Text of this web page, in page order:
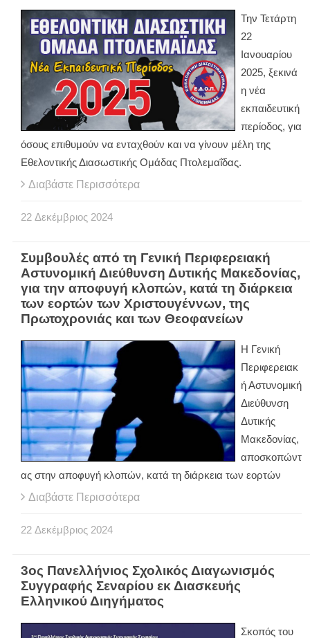
Την Τετάρτη
22
Ιανουαρίου
2025, ξεκινά
η νέα
εκπαιδευτική
περίοδος, για
όσους επιθυμούν να ενταχθούν και να γίνουν μέλη της
Εθελοντικής Διασωστικής Ομάδας Πτολεμαΐδας.
Διαβάστε Περισσότερα
22 Δεκέμβριος 2024
Συμβουλές από τη Γενική Περιφερειακή
Αστυνομική Διεύθυνση Δυτικής Μακεδονίας,
για την αποφυγή κλοπών, κατά τη διάρκεια
των εορτών των Χριστουγέννων, της
Πρωτοχρονιάς και των Θεοφανείων
Η Γενική
Περιφερειακ
ή Αστυνομική
Διεύθυνση
Δυτικής
Μακεδονίας,
αποσκοπώντ
ας στην αποφυγή κλοπών, κατά τη διάρκεια των εορτών
Διαβάστε Περισσότερα
22 Δεκέμβριος 2024
3ος Πανελλήνιος Σχολικός Διαγωνισμός
Συγγραφής Σεναρίου εκ Διασκευής
Ελληνικού Διηγήματος
Σκοπός του